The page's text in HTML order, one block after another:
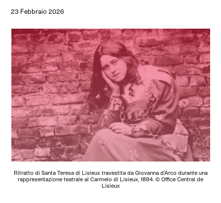
23 Febbraio 2026
Ritratto di Santa Teresa di Lisieux travestita da Giovanna d’Arco durante una
rappresentazione teatrale al Carmelo di Lisieux, 1894. © Office Central de
Lisieux